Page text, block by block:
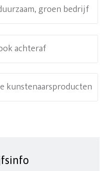
groen bedrijf
achteraf
kunstenaarsproducten